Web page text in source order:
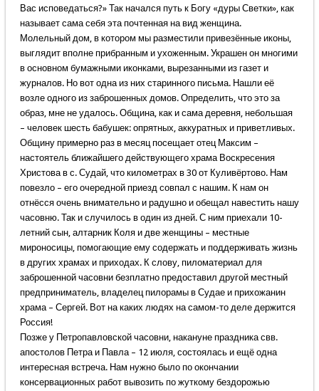
Вас исповедаться?» Так начался путь к Богу «дуры Светки», как
называет сама себя эта почтенная на вид женщина.
Молельный дом, в котором мы разместили привезённые иконы,
выглядит вполне прибранным и ухоженным. Украшен он многими
в основном бумажными иконками, вырезанными из газет и
журналов. Но вот одна из них старинного письма. Нашли её
возле одного из заброшенных домов. Определить, что это за
образ, мне не удалось. Община, как и сама деревня, небольшая
– человек шесть бабушек: опрятных, аккуратных и приветливых.
Общину примерно раз в месяц посещает отец Максим –
настоятель ближайшего действующего храма Воскресения
Христова в с. Судай, что километрах в 30 от Куливёртово. Нам
повезло – его очередной приезд совпал с нашим. К нам он
отнёсся очень внимательно и радушно и обещал навестить нашу
часовню. Так и случилось в один из дней. С ним приехали 10-
летний сын, алтарник Коля и две женщины – местные
мироносицы, помогающие ему содержать и поддерживать жизнь
в других храмах и приходах. К слову, пиломатериал для
заброшенной часовни безплатно предоставил другой местный
предприниматель, владелец пилорамы в Судае и прихожанин
храма – Сергей. Вот на каких людях на самом-то деле держится
Россия!
Позже у Петропавловской часовни, накануне праздника свв.
апостолов Петра и Павла – 12 июля, состоялась и ещё одна
интересная встреча. Нам нужно было по окончании
консервационных работ вывозить по жуткому бездорожью